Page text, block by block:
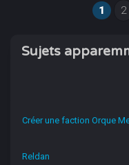
1 2
Sujets
Créer une faction Orque
Reldan